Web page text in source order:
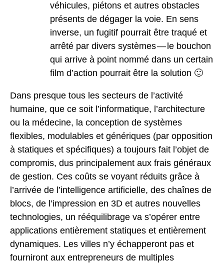
véhicules, piétons et autres obstacles
présents de dégager la voie. En sens
inverse, un fugitif pourrait être traqué et
arrêté par divers systèmes — le bouchon
qui arrive à point nommé dans un certain
film d’action pourrait être la solution 🙂
Dans presque tous les secteurs de l’activité
humaine, que ce soit l’informatique, l’architecture
ou la médecine, la conception de systèmes
flexibles, modulables et génériques (par opposition
à statiques et spécifiques) a toujours fait l’objet de
compromis, dus principalement aux frais généraux
de gestion. Ces coûts se voyant réduits grâce à
l’arrivée de l’intelligence artificielle, des chaînes de
blocs, de l’impression en 3D et autres nouvelles
technologies, un rééquilibrage va s’opérer entre
applications entièrement statiques et entièrement
dynamiques. Les villes n’y échapperont pas et
fourniront aux entrepreneurs de multiples